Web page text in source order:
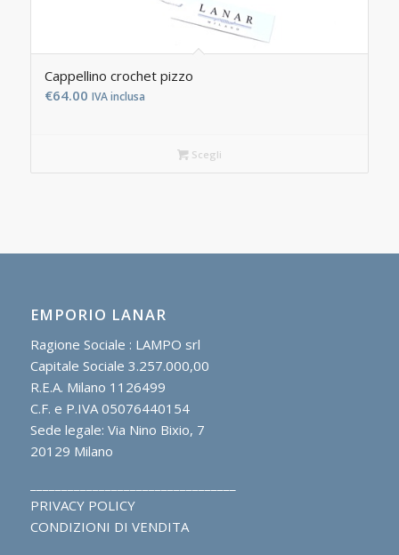
Cappellino crochet pizzo
€64.00 IVA inclusa
Scegli
EMPORIO LANAR
Ragione Sociale : LAMPO srl
Capitale Sociale 3.257.000,00
R.E.A. Milano 1126499
C.F. e P.IVA 05076440154
Sede legale: Via Nino Bixio, 7
20129 Milano
PRIVACY POLICY
CONDIZIONI DI VENDITA